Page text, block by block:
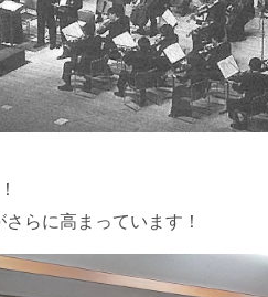
らに高まっています！